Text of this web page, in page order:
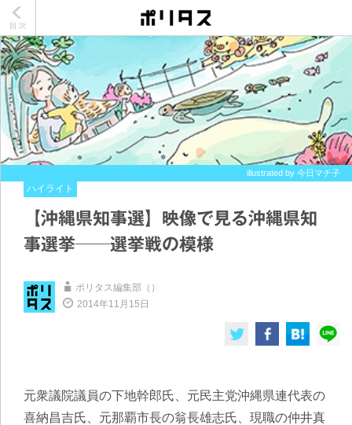
illustrated by 今日マチ子
ハイライト
【沖縄県知事選】映像で見る沖縄県知
事選挙──選挙戦の模様
ポリタス編集部（）
2014年11月15日
元衆議院議員の下地幹郎氏、元民主党沖縄県連代表の
喜納昌吉氏、元那覇市長の翁長雄志氏、現職の仲井真